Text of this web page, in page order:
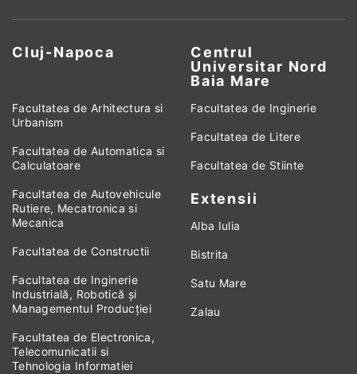
Cluj-Napoca
Centrul
Universitar Nord
Baia Mare
Facultatea de Arhitectura si
Urbanism
Facultatea de Automatica si
Calculatoare
Facultatea de Autovehicule
Rutiere, Mecatronica si
Mecanica
Facultatea de Constructii
Facultatea de Inginerie
Industrială, Robotică și
Managementul Producției
Facultatea de Electronica,
Telecomunicatii si
Tehnologia Informatiei
Facultatea de Inginerie
Facultatea de Litere
Facultatea de Stiinte
Extensii
Alba Iulia
Bistrita
Satu Mare
Zalau